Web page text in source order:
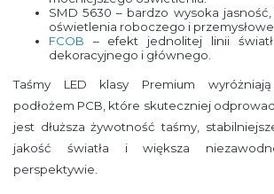
SMD 5630 – bardzo wysoka
oświetlenia roboczego i
FCOB – efekt jednolitej linii
dekoracyjnego i głównego.
Taśmy LED klasy Premium
podłożem PCB, które skuteczniej
jest dłuższa żywotność taśmy,
jakość światła i większa
perspektywie.